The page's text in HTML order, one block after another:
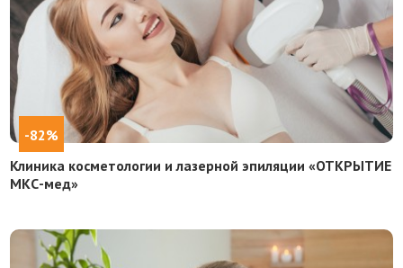
-82%
Клиника косметологии и лазерной эпиляции «ОТКРЫТИЕ
МКС-мед»